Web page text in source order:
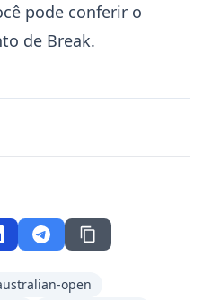
pode conferir o
de Break.
open